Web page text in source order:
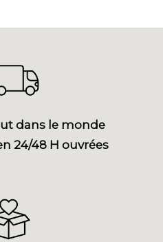
dans le monde
24/48 H ouvrées